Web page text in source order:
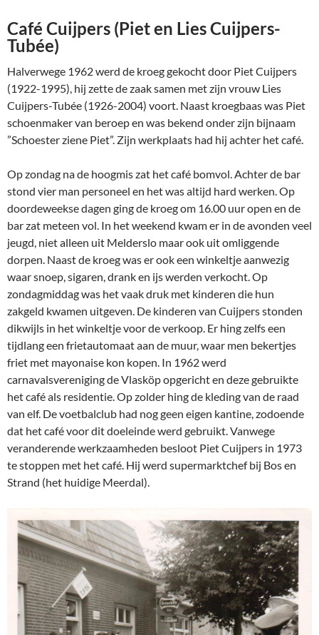
Café Cuijpers (Piet en Lies Cuijpers-
Tubée)
Halverwege 1962 werd de kroeg gekocht door Piet Cuijpers
(1922-1995), hij zette de zaak samen met zijn vrouw Lies
Cuijpers-Tubée (1926-2004) voort. Naast kroegbaas was Piet
schoenmaker van beroep en was bekend onder zijn bijnaam
”Schoester ziene Piet”. Zijn werkplaats had hij achter het café.
Op zondag na de hoogmis zat het café bomvol. Achter de bar
stond vier man personeel en het was altijd hard werken. Op
doordeweekse dagen ging de kroeg om 16.00 uur open en de
bar zat meteen vol. In het weekend kwam er in de avonden veel
jeugd, niet alleen uit Melderslo maar ook uit omliggende
dorpen. Naast de kroeg was er ook een winkeltje aanwezig
waar snoep, sigaren, drank en ijs werden verkocht. Op
zondagmiddag was het vaak druk met kinderen die hun
zakgeld kwamen uitgeven. De kinderen van Cuijpers stonden
dikwijls in het winkeltje voor de verkoop. Er hing zelfs een
tijdlang een frietautomaat aan de muur, waar men bekertjes
friet met mayonaise kon kopen. In 1962 werd
carnavalsvereniging de Vlasköp opgericht en deze gebruikte
het café als residentie. Op zolder hing de kleding van de raad
van elf. De voetbalclub had nog geen eigen kantine, zodoende
dat het café voor dit doeleinde werd gebruikt. Vanwege
veranderende werkzaamheden besloot Piet Cuijpers in 1973
te stoppen met het café. Hij werd supermarktchef bij Bos en
Strand (het huidige Meerdal).